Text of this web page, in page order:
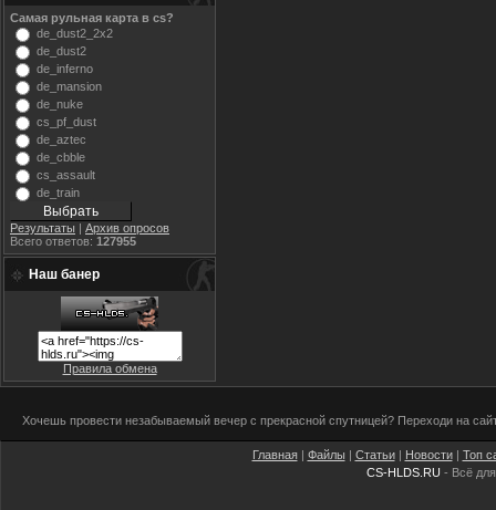
Самая рульная карта в cs?
de_dust2_2x2
de_dust2
de_inferno
de_mansion
de_nuke
cs_pf_dust
de_aztec
de_cbble
cs_assault
de_train
Результаты | Архив опросов
Всего ответов: 127955
Наш банер
Правила обмена
Хочешь провести незабываемый вечер с прекрасной спутницей? Переходи на
Главная| Файлы | Статьи| Новости| Топ
CS-HLDS.RU - Всё